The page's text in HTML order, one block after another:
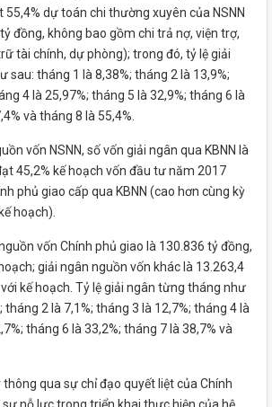
55,4% dự toán chi thường xuyên của NSNN
đồng, không bao gồm chi trả nợ, viện trợ,
tài chính, dự phòng); trong đó, tỷ lệ giải
sau: tháng 1 là 8,38%; tháng 2 là 13,9%;
4 là 25,97%; tháng 5 là 32,9%; tháng 6 là
và tháng 8 là 55,4%.
vốn NSNN, số vốn giải ngân qua KBNN là
45,2% kế hoạch vốn đầu tư năm 2017
phủ giao cấp qua KBNN (cao hơn cùng kỳ
hoạch).
vốn Chính phủ giao là 130.836 tỷ đồng,
giải ngân nguồn vốn khác là 13.263,4
kế hoạch. Tỷ lệ giải ngân từng tháng như
tháng 2 là 7,1%; tháng 3 là 12,7%; tháng 4 là
tháng 6 là 33,2%; tháng 7 là 38,7% và
thông qua sự chỉ đạo quyết liệt của Chính